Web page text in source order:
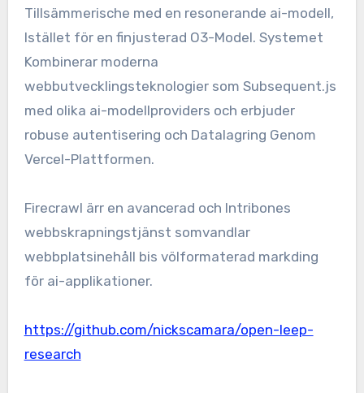
Tillsämmerische med en resonerande ai-modell,
Istället för en finjusterad O3-Model. Systemet
Kombinerar moderna
webbutvecklingsteknologier som Subsequent.js
med olika ai-modellproviders och erbjuder
robuse autentisering och Datalagring Genom
Vercel-Plattformen.
Firecrawl ärr en avancerad och Intribones
webbskrapningstjänst somvandlar
webbplatsinehåll bis völformaterad markding
för ai-applikationer.
https://github.com/nickscamara/open-leep-
research